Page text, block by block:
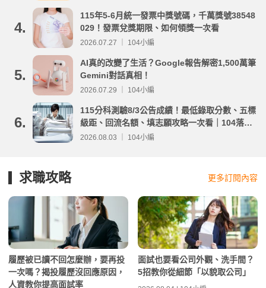
4.
115年5-6月統一發票中獎號碼，千萬獎號38548
029！發票兌獎期限、如何領獎一次看
2026.07.27 ｜ 104小編
5.
AI真的改變了生活？Google報告解密1,500萬筆
Gemini對話真相！
2026.07.29 ｜ 104小編
6.
115分科測驗8/3公告成績！最低錄取分數、五標
級距、回流名額、填志願攻略一次看｜104落點
分析
2026.08.03 ｜ 104小編
求職攻略 更多訂閱內容
履歷被已讀不回怎麼辦，要再投
一次嗎？揭投履歷沒回應原因，
人資教你提高面試率
面試也要看公司外觀、洗手間？
5招教你從細節「以貌取公司」